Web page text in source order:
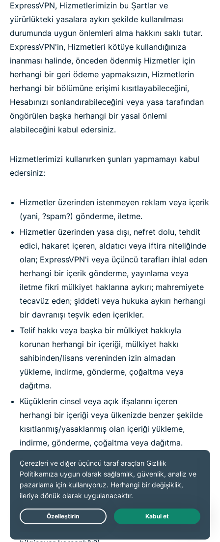
ExpressVPN, Hizmetlerimizin bu Şartlar ve
yürürlükteki yasalara aykırı şekilde kullanılması
durumunda uygun önlemleri alma hakkını saklı tutar.
ExpressVPN'in, Hizmetleri kötüye kullandığınıza
inanması halinde, önceden ödenmiş Hizmetler için
herhangi bir geri ödeme yapmaksızın, Hizmetlerin
herhangi bir bölümüne erişimi kısıtlayabileceğini,
Hesabınızı sonlandırabileceğini veya yasa tarafından
öngörülen başka herhangi bir yasal önlemi
alabileceğini kabul edersiniz.
Hizmetlerimizi kullanırken şunları yapmamayı kabul
edersiniz:
Hizmetler üzerinden istenmeyen reklam veya içerik
(yani, ?spam?) gönderme, iletme.
Hizmetler üzerinden yasa dışı, nefret dolu, tehdit
edici, hakaret içeren, aldatıcı veya iftira niteliğinde
olan; ExpressVPN'i veya üçüncü tarafları ihlal eden
herhangi bir içerik gönderme, yayınlama veya
iletme fikri mülkiyet haklarına aykırı; mahremiyete
tecavüz eden; şiddeti veya hukuka aykırı herhangi
bir davranışı teşvik eden içerikler.
Telif hakkı veya başka bir mülkiyet hakkıyla
korunan herhangi bir içeriği, mülkiyet hakkı
sahibinden/lisans vereninden izin almadan
yükleme, indirme, gönderme, çoğaltma veya
dağıtma.
Küçüklerin cinsel veya açık ifşalarını içeren
herhangi bir içeriği veya ülkenizde benzer şekilde
kısıtlanmış/yasaklanmış olan içeriği yükleme,
indirme, gönderme, çoğaltma veya dağıtma.
Başka bir Abonenin Hizmetleri kullanmasını veya
bunlardan yararlanmasını kısıtlayan veya
engelleyen herhangi bir davranışta bulunma.
Uygun yetkilendirme olmaksızın bilgi işlem
cihazlarına erişmeye, onları incelemeye veya
Live Chat